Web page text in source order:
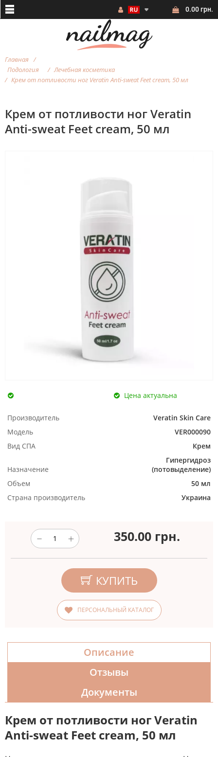
0.00 грн.
Главная
Подология
Лечебная косметика
Крем от потливости ног Veratin Anti-sweat Feet cream, 50 мл
Крем от потливости ног Veratin
Anti-sweat Feet cream, 50 мл
Цена актуальна
Производитель
Veratin Skin Care
Модель
VER000090
Вид СПА
Крем
Назначение
Гипергидроз
(потовыделение)
Объем
50 мл
Страна производитель
Украина
350.00 грн.
КУПИТЬ
ПЕРСОНАЛЬНЫЙ КАТАЛОГ
Описание
Отзывы
Документы
Крем от потливости ног Veratin
Anti-sweat Feet cream, 50 мл